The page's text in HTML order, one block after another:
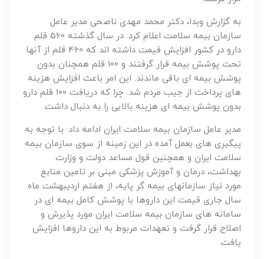
به گزارش وبدا، دکتر محمد مهدی ناصحی مدیر عامل
سازمان بیمه سلامت اعلام کرد: در سال گذشته 560 قلم
دارو در کشور افزایش قیمت داشته اند که 460 قلم از آنها
تحت پوشش بیمه قرار گرفتند و 100 قلم همچنان بدون
پوشش بیمه ای باقی ماندند. این امر باعث افزایش هزینه
های پرداخت از جیب مردم شد. چرا که دریافت 100 قلم دارو
بدون پوشش بیمه ای هزینه بالایی را به دنبال داشت.
مدیر عامل سازمان بیمه سلامت ایران ادامه داد: با توجه به
پیگیری های بعمل آمده در این زمینه از سوی سازمان بیمه
سلامت ایران و همچنین قول مساعد دولت و وزارت
بهداشت، درمان و آموزش پزشکی مبنی بر تامین منابع
مورد نیاز سازمانهای بیمه گر پایه، از هفتم اردیبهشت ماه
سال جاری قیمت این داروها با پوشش کامل بیمه ای در
سامانه های سازمان بیمه سلامت ایران مورد پذیرش و
اصلاح قرار گرفت و تعهدات مربوط به این داروها افزایش
یافت.